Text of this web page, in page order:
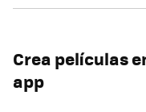
Crea películas
app